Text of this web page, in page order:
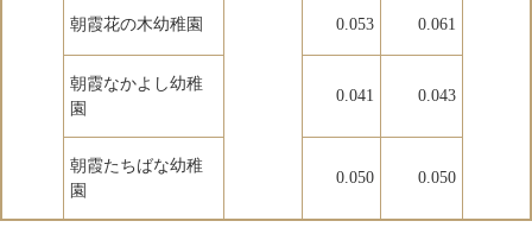
朝霞花の木幼稚園 0.053 0.061
朝霞なかよし幼稚
園
0.041 0.043
朝霞たちばな幼稚
園
0.050 0.050